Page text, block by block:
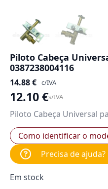
Piloto Cabeça
0387238004116
14.88€ c/IVA
12.10€s/IVA
Piloto Cabeça Universal
Como identificar o
Precisa de
Em stock